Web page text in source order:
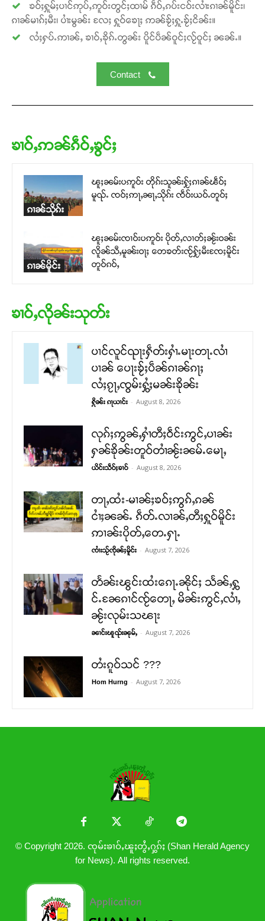
ၶဝ်ႈႁူမ်ႈပၢင်ဢုပ်ႇဢူဝ်းတွင်ႈထၢမ် ၵဵဝ်ႇၵပ်းငဝ်းလၢႆးၵၢၼ်မိူင်း၊
ၵၢၼ်မၢၵ်ႈမီး၊ ပၢႆးမွၼ်း လႄႈ ႁူဝ်ၶေႃႈ ဢၼ်ၶႂ်ႈႁူႉၶႂ်ႈငိၼ်း။
လႆႈႁပ်ႉဢၢၼ်ႇ ၶၢဝ်ႇၶိုၵ်ႉတွၼ်း ပိူင်ပဵၼ်ဝူင်ႈလႂ်ဝူင်ႈ ၼၼ်ႉ။
Contact
ၶၢဝ်ႇဢၼ်ၵဵဝ်ႇၶွင်ႈ
ၵၢၼ်သိုၵ်း
ၽူႈၼမ်းပဢူဝ်း တိုၵ်းသူၼ်းႁႂ်ႈၵၢၼ်ၽဵဝ်ႈ
မူၺ်ႉ ၸဝ်ႈဢႃႇၼႃႇသိုၵ်း ၸဵဝ်းယဝ်ႉတူဝ်ႈ
ၵၢၼ်မိူင်း
ၽူႈၼမ်းၸၢဝ်းပဢူဝ်း ပိုတ်ႇလၢတ်ႈၼႂ်းဝၼ်း
လိူၼ်သီႇမူၼ်းဝႃႈ တေၶတ်းၸႂ်ႁႂ်ႈမီးၸႄႈမိူင်း
တူဝ်ၵဝ်ႇ
ၶၢဝ်ႇလိုၼ်းသုတ်း
ပၢင်လူင်ၺႃးႁဵတ်းႁၢႆႉမႃးတႃႉလၢႆ
ပၢၼ် ​​ပေႃးၶႂ်ႈပဵၼ်ၵၢၼ်ၵႃႈ
လႆႈၵႂႃႇၸွမ်းႁွႆႈမၼ်းၶိုၼ်း
ႁိုၼ်း ၵႃယၢင်း - August 8, 2026
လုၵ်ႈဢွၼ်ႇႁၢႆတီႈဝဵင်းဢွင်ႇပၢၼ်း
ႁၼ်ၶိုၼ်းတူဝ်တၢႆၼႂ်းၼမ်ႉမေႃႇ
ယိင်းသဵဝ်ႈၶၢဝ် - August 8, 2026
တႃႇထႆး-မၢၼ်ႈၶဝ်ႈဢွၵ်ႇၵၼ်
ငၢႆႈၼၼ်ႉ ၵဵတ်ႉလၢၼ်ႇတီႈႁူဝ်မိူင်း
ဢၢၼ်းပိုတ်ႇတေႉႁႃႉ
ၸၢႆးသႂ်ၸိုၼ်ႈမိူင်း - August 7, 2026
တႅၼ်းၽွင်းထႆးၵေႃႉၼိုင်ႈ သႅၼ်ႇႁွ
င်ႉၼႄၵၢင်ၸႂ်တေႃႇ မိၼ်းဢွင်ႇလၢႆႇ
ၼႂ်းလုမ်းသၽႃး
ၼၢင်းၽူၺ်းၼုမ်ႇ - August 7, 2026
တႆးၵူဝ်သင် ???
Hom Hurng - August 7, 2026
© Copyright 2026. ၸုမ်းၶၢဝ်ႇၽူႈတွႆႇႁွၵ်ႈ (Shan Herald Agency
for News). All rights reserved.